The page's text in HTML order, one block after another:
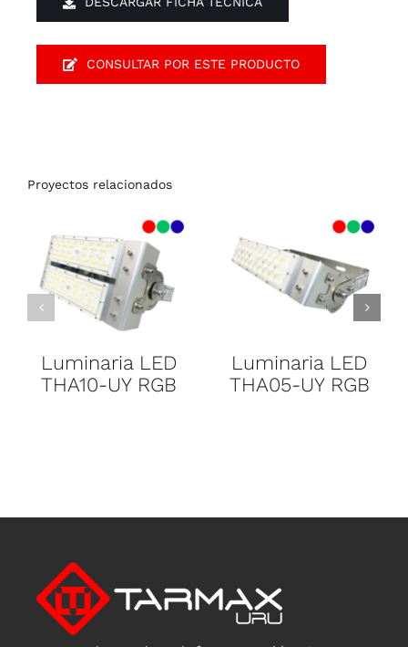
CONSULTAR POR ESTE PRODUCTO
Proyectos relacionados
Luminaria LED
THA10-UY RGB
Luminaria LED
THA05-UY RGB